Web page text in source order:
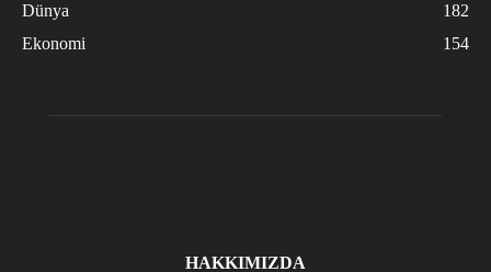
Dünya
182
Ekonomi
154
HAKKIMIZDA